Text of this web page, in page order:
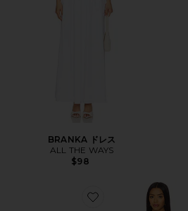
BRANKA ドレス
ALL THE WAYS
$98
Favorite JULIET ドレス